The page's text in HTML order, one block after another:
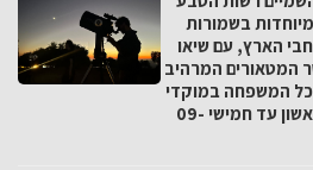
מיוחדות בשמורות
הארץ, עם שיאו
המטאורים המרהיב
המשפחה במוקדי
פעילות, מצפון ועד דרום ראשון עד חמישי 09-